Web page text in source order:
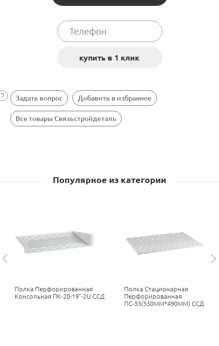
Задать вопрос Добавить в избранное
Все товары Связьстройдеталь
Популярное из категории
Полка Перфорированная
Консольная ПК-20-19”-2U ССД
Полка Стационарная
Перфорированная
ПС-55(550ММ*490ММ) ССД